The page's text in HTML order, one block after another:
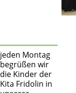
jeden Montag
begrüßen wir
die Kinder der
Kita Fridolin in